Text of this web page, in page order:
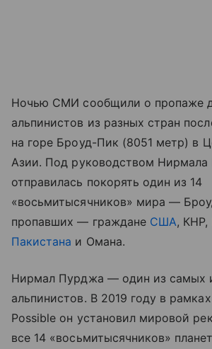
Ночью СМИ сообщили о пропаже
альпинистов из разных стран
на горе Броуд-Пик (8051 метр) в
Азии. Под руководством Нирмала
отправилась покорять один из 14
«восьмитысячников» мира —
пропавших — граждане США, КНР,
Пакистана и Омана.
Нирмал Пурджа — один из самых
альпинистов. В 2019 году в
Possible он установил мировой
все 14 «восьмитысячников»